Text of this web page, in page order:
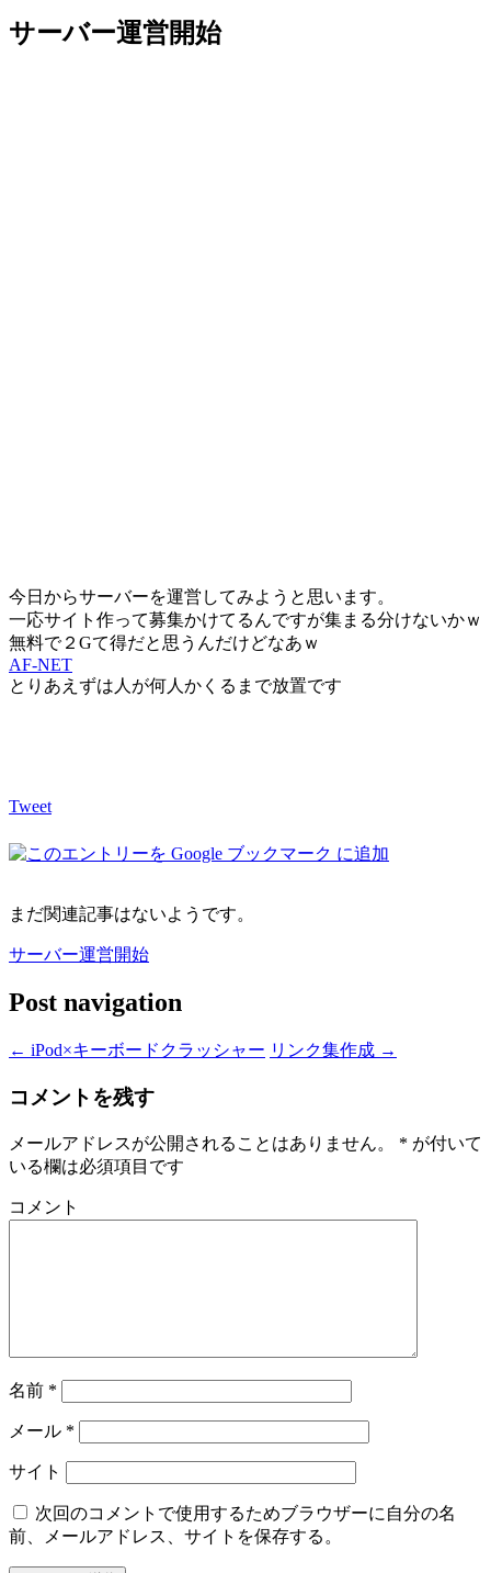
サーバー運営開始
今日からサーバーを運営してみようと思います。
一応サイト作って募集かけてるんですが集まる分けないかｗ
無料で２Gて得だと思うんだけどなあｗ
AF-NET
とりあえずは人が何人かくるまで放置です
Tweet
まだ関連記事はないようです。
サーバー運営開始
Post navigation
← iPod×キーボードクラッシャー リンク集作成 →
コメントを残す
メールアドレスが公開されることはありません。 * が付いて
いる欄は必須項目です
コメント
名前 *
メール *
サイト
次回のコメントで使用するためブラウザーに自分の名
前、メールアドレス、サイトを保存する。